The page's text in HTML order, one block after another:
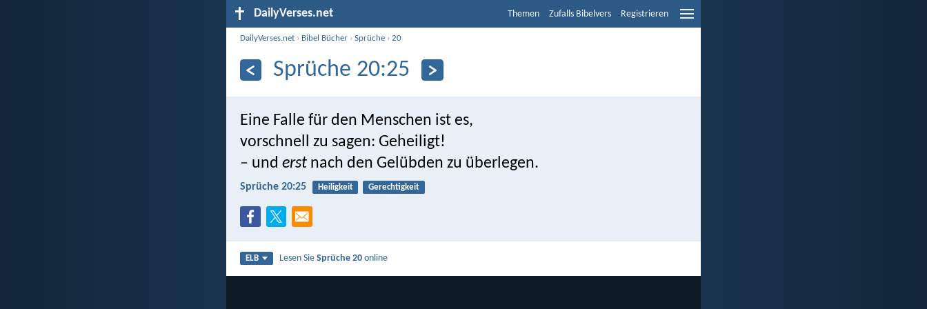
DailyVerses.net Themen Zufalls Bibelvers Registrieren
DailyVerses.net › Bibel Bücher ›Sprüche ›20
Sprüche 20:25
Eine Falle für den Menschen ist es,
vorschnell zu sagen: Geheiligt!
– und erst nach den Gelübden zu überlegen.
Sprüche 20:25 Heiligkeit Gerechtigkeit
ELB Lesen SieSprüche 20 online